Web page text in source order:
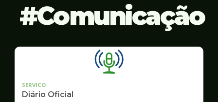
Comunicação
SERVICO
Diário Oficial